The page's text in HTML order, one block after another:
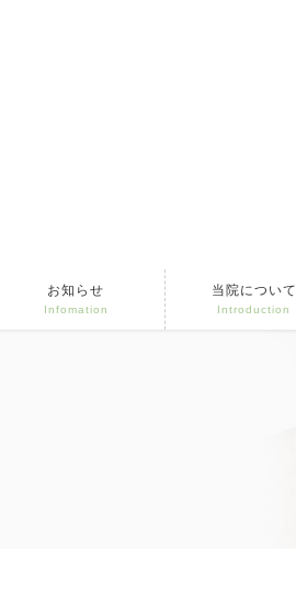
お知らせ
Infomation
当院について
Introduction